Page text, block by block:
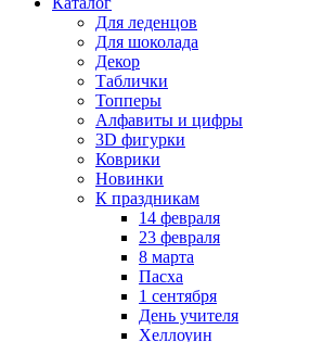
Для леденцов
Для шоколада
Декор
Таблички
Топперы
Алфавиты и цифры
3D фигурки
Коврики
Новинки
К праздникам
14 февраля
23 февраля
8 марта
Пасха
1 сентября
День учителя
Хеллоуин